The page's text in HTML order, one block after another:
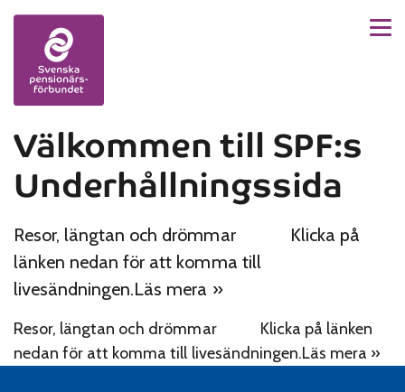
Skip to content
Välkommen till SPF:s
Underhållningssida
Resor, längtan och drömmar Klicka på
länken nedan för att komma till
livesändningen.Läs mera »
Resor, längtan och drömmar Klicka på länken
nedan för att komma till livesändningen.Läs mera »